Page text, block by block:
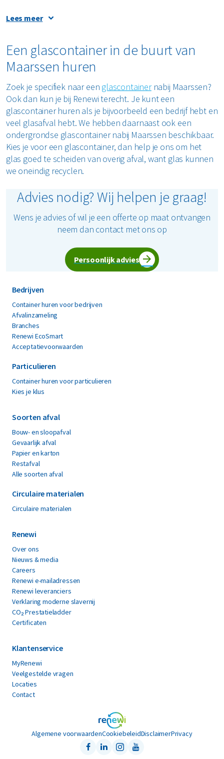
klussen en verbouwen makkelijk, omdat jouw al het afval
dat vrijkomt simpelweg in de container kunt doen. Je
tot je tijd hebt om het weg te brengen. Wanneer je bij
Renewi een afvalcontainer wilt huren nabij Maarssen, dan
kunt je dat online doen. je hoeft alleen maar de gewenste
container en aflever- en ophaaldata te selecteren, simpel
en snel.
Lees meer
Een glascontainer in de buurt van
Maarssen huren
Zoek je specifiek naar een glascontainernabij Maarssen?
Ook dan kun je bij Renewi terecht. Je kunt een
glascontainer huren als je bijvoorbeeld een bedrijf hebt en
veel glasafval hebt. We hebben daarnaast ook een
ondergrondse glascontainer nabij Maarssen beschikbaar.
Kies je voor een glascontainer, dan help je ons om het
glas goed te scheiden van overig afval, want glas kunnen
we oneindig recyclen.
Advies nodig? Wij helpen je graag!
Wens je advies of wil je een offerte op maat ontvangen
neem dan contact met ons op
Persoonlijk advies
Bedrijven
Container huren voor bedrijven
Afvalinzameling
Branches
Renewi EcoSmart
Acceptatievoorwaarden
Particulieren
Container huren voor particulieren
Kies je klus
Soorten afval
Bouw- en sloopafval
Gevaarlijk afval
Papier en karton
Restafval
Alle soorten afval
Circulaire materialen
Circulaire materialen
Renewi
Over ons
Nieuws & media
Careers
Renewi e-mailadressen
Renewi leveranciers
Verklaring moderne slavernij
CO₂ Prestatieladder
Certificaten
Klantenservice
MyRenewi
Veelgestelde vragen
Locaties
Contact
Algemene voorwaardenCookiebeleidDisclaimerPrivacy
Facebook
LinkedInInstagramYoutube